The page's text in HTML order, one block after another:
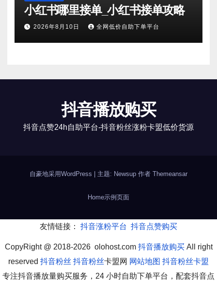
小红书哪里接单_小红书接单攻略
2026年8月10日 全网低价自助下单平台
抖音播放购买
抖音点赞24h自助平台-抖音粉丝涨粉卡盟低价货源
自豪地采用WordPress 主题: Newsup 作者 Themeansar
Home示例页面
友情链接： 抖音涨粉平台 抖音点赞购买
CopyRight @ 2018-2026 olohost.com 抖音播放购买All right
reserved 抖音粉丝 抖音粉丝卡盟网 网站地图 抖音粉丝卡盟
专注抖音播放量购买服务，24 小时自助下单平台，配套抖音点